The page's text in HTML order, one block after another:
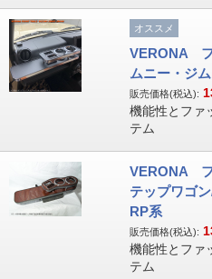
オススメ
VERONA
ムニー・ジ
販売価格(税込):
機能性とファ
テム
VERONA
テップワゴ
RP系
販売価格(税込):
機能性とファ
テム